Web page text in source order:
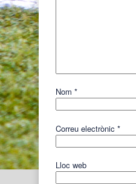
Nom *
Correu electrònic *
Lloc web